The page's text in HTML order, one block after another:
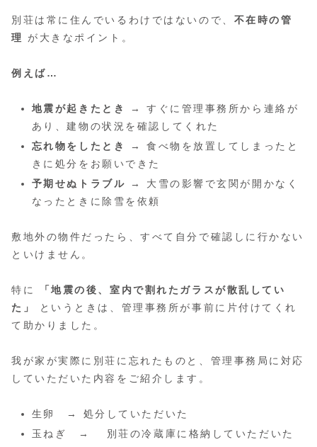
別荘は常に住んでいるわけではないので、 不在時の管
理
が大きなポイント。
例えば…
地震が起きたとき
→ すぐに管理事務所から連絡が
あり、建物の状況を確認してくれた
忘れ物をしたとき
→ 食べ物を放置してしまったと
きに処分をお願いできた
予期せぬトラブル → 大雪の影響で玄関が開かなく
なったときに除雪を依頼
敷地外の物件だったら、すべて自分で確認しに行かない
といけません。
特に
「地震の後、室内で割れたガラスが散乱してい
た」
というときは、管理事務所が事前に片付けてくれ
て助かりました。
我が家が実際に別荘に忘れたものと、管理事務局に対応
していただいた内容をご紹介します。
生卵 → 処分していただいた
玉ねぎ → 別荘の冷蔵庫に格納していただいた